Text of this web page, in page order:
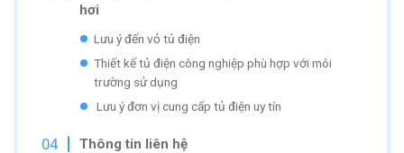
hơi
Lưu ý đến vỏ tủ điện
Thiết kế tủ điện công nghiệp phù hợp với môi
trường sử dụng
Lưu ý đơn vị cung cấp tủ điện uy tín
Thông tin liên hệ